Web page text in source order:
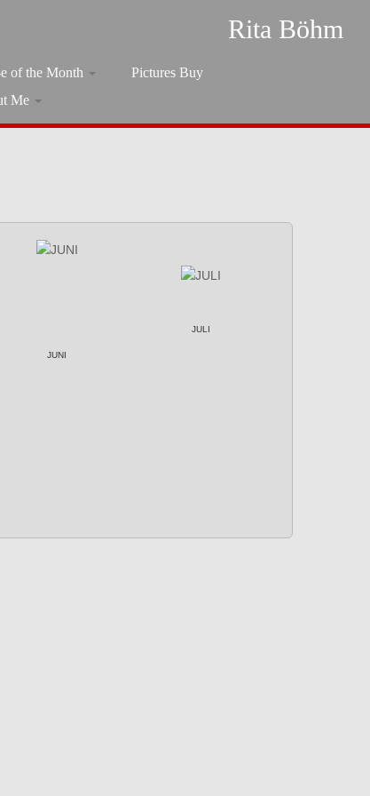
Rita Böhm
of the Month
Pictures Buy
Me
JUNI
JULI